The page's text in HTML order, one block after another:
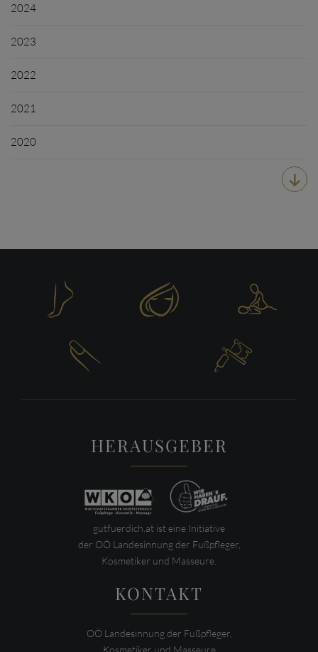
2024
2023
2022
2021
2020

 



HERAUSGEBER
gutfuerdich.at ist eine Initiative
der OÖ Landesinnung der Fußpfleger,
Kosmetiker und Masseure.
KONTAKT
OÖ Landesinnung der Fußpfleger,